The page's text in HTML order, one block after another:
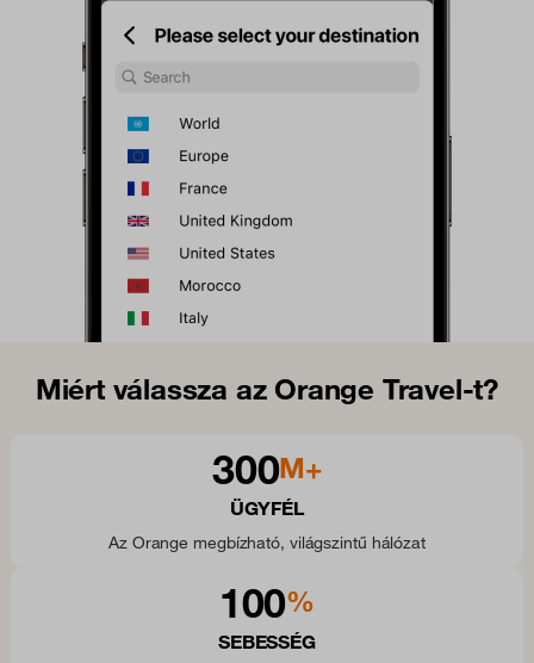
Miért válassza az Orange Travel-t?
300M+
ÜGYFÉL
Az Orange megbízható, világszintű hálózat
100%
SEBESSÉG